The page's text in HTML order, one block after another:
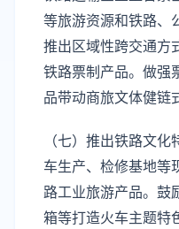
等旅游资源和铁路、
推出区域性跨交通方
铁路票制产品。做强
品带动商旅文体健链
（七）推出铁路文
车生产、检修基地等
路工业旅游产品。鼓
箱等打造火车主题特